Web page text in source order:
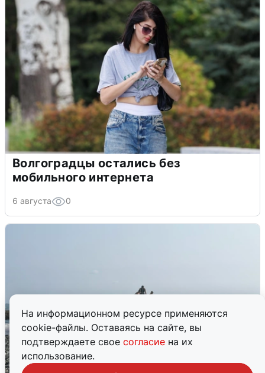
На информационном ресурсе применяются
cookie-файлы. Оставаясь на сайте, вы
подтверждаете свое согласие на их
использование.
Волгоградцы остались без
мобильного интернета
6 августа 0